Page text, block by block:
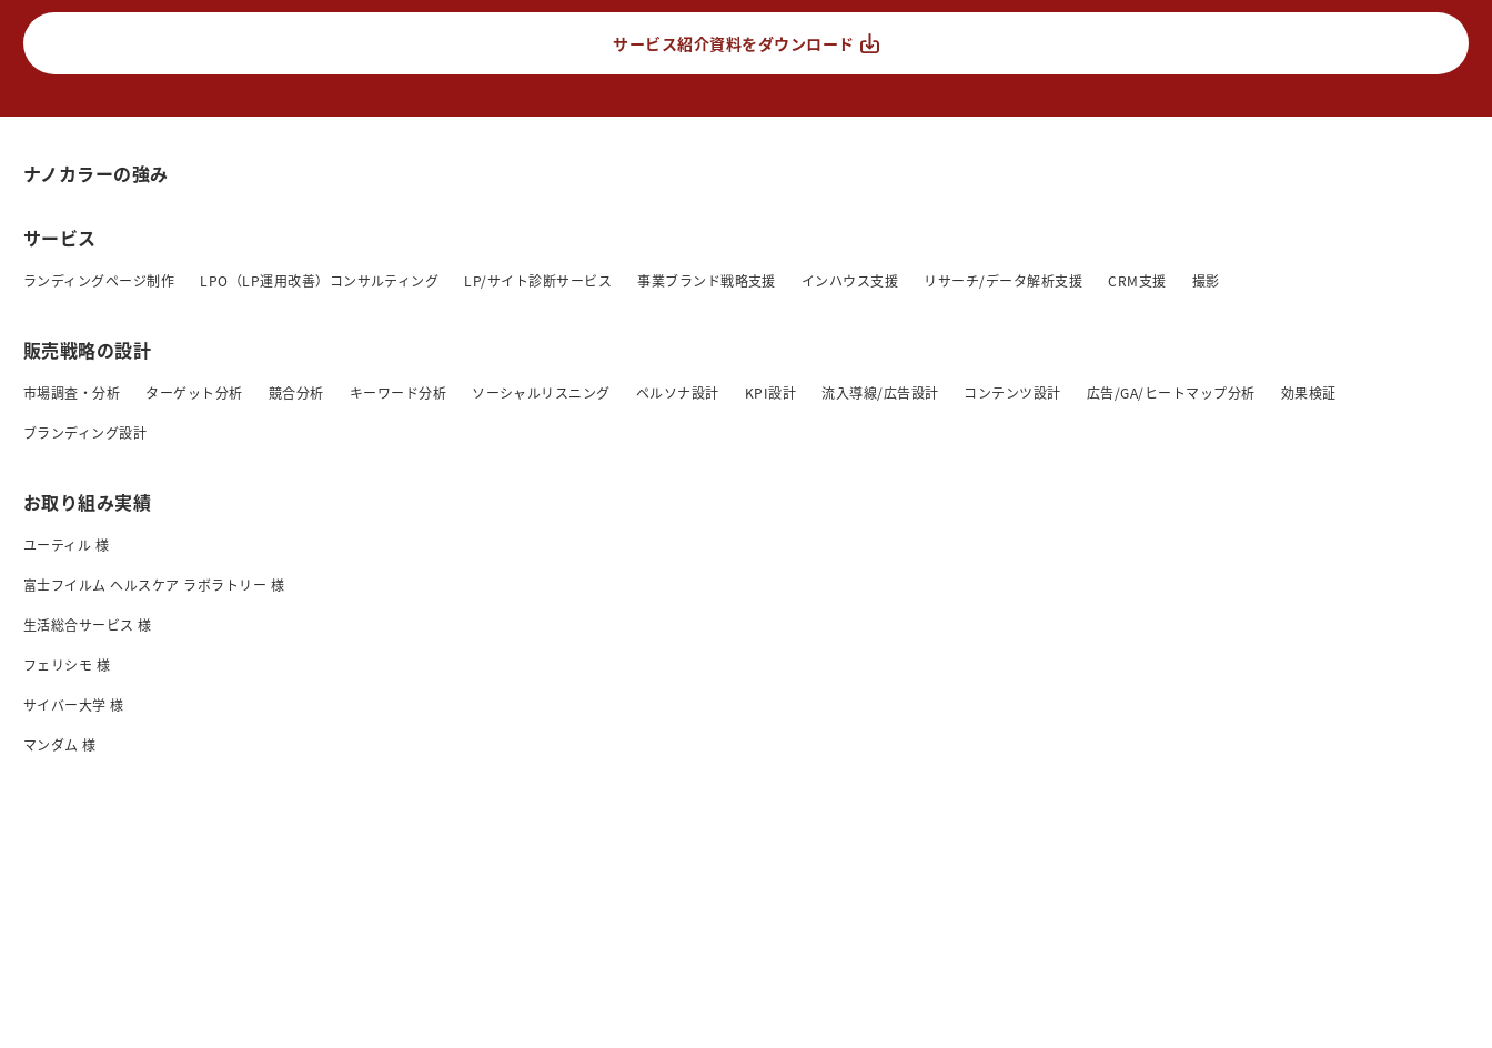
サービス紹介資料をダウンロード
ナノカラーの強み
サービス
ランディングページ制作 LPO（LP運用改善）コンサルティング LP/サイト診断サービス 事業ブランド戦略支援 インハウス支援 リサーチ/データ解析支援 CRM支援 撮影
販売戦略の設計
市場調査・分析 ターゲット分析 競合分析 キーワード分析 ソーシャルリスニング ペルソナ設計 KPI設計 流入導線/広告設計 コンテンツ設計 広告/GA/ヒートマップ分析 効果検証
ブランディング設計
お取り組み実績
ユーティル 様
富士フイルム ヘルスケア ラボラトリー 様
生活総合サービス 様
フェリシモ 様
サイバー大学 様
マンダム 様